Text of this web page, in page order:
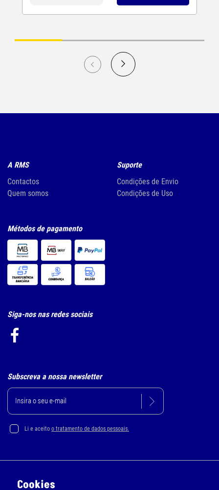
A RMS
Contactos
Quem somos
Suporte
Condições de Envio
Condições de Uso
Métodos de pagamento
Siga-nos nas redes sociais
Subscreva a nossa newsletter
Li e aceito o tratamento de dados pessoais.
Cookies